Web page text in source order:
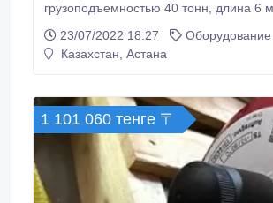
грузоподъемностью 40 тонн, длина 6 м.
до 40 тонн предназначены для
поосного взвешивания автомобилей, прицепов и
технологических целей.
23/07/2022 18:27
Оборудование
Казахстан, Астана
1 101 060 тенге 〒